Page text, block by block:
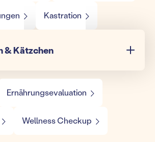
Kastration
& Kätzchen
Ernährungsevaluation
Wellness Checkup